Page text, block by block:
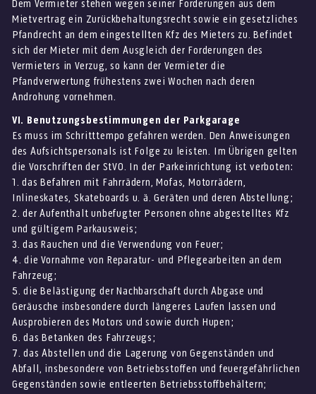
Dem Vermieter stehen wegen seiner Forderungen aus dem
Mietvertrag ein Zurückbehaltungsrecht sowie ein gesetzliches
Pfandrecht an dem eingestellten Kfz des Mieters zu. Befindet
sich der Mieter mit dem Ausgleich der Forderungen des
Vermieters in Verzug, so kann der Vermieter die
Pfandverwertung frühestens zwei Wochen nach deren
Androhung vornehmen.
VI. Benutzungsbestimmungen der Parkgarage
Es muss im Schritttempo gefahren werden. Den Anweisungen
des Aufsichtspersonals ist Folge zu leisten. Im Übrigen gelten
die Vorschriften der StVO. In der Parkeinrichtung ist verboten:
1. das Befahren mit Fahrrädern, Mofas, Motorrädern,
Inlineskates, Skateboards u. ä. Geräten und deren Abstellung;
2. der Aufenthalt unbefugter Personen ohne abgestelltes Kfz
und gültigem Parkausweis;
3. das Rauchen und die Verwendung von Feuer;
4. die Vornahme von Reparatur- und Pflegearbeiten an dem
Fahrzeug;
5. die Belästigung der Nachbarschaft durch Abgase und
Geräusche insbesondere durch längeres Laufen lassen und
Ausprobieren des Motors und sowie durch Hupen;
6. das Betanken des Fahrzeugs;
7. das Abstellen und die Lagerung von Gegenständen und
Abfall, insbesondere von Betriebsstoffen und feuergefährlichen
Gegenständen sowie entleerten Betriebsstoffbehältern;